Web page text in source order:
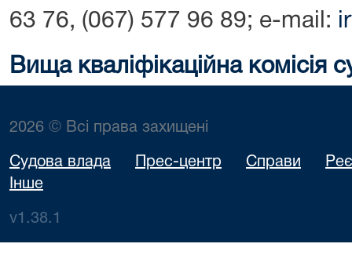
63 76, (067) 577 96 89; e-mail:
Вища кваліфікаційна комісія
2026 © Всі права захищені
Судова влада Прес-центр Справи
Інше
v1.38.1